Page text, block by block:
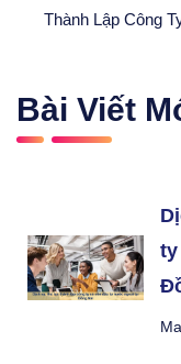
Thành Lập Công
Bài Viết
ty